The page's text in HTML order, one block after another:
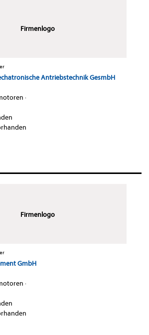
Firmenlogo
Antriebstechnik GesmbH
·
Firmenlogo
GmbH
·